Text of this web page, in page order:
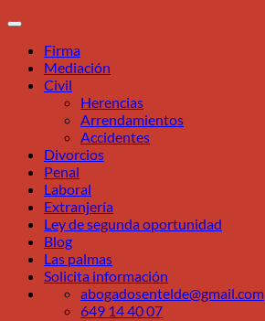
Firma
Mediación
Civil
Herencias
Arrendamientos
Accidentes
Divorcios
Penal
Laboral
Extranjería
Ley de segunda oportunidad
Blog
Las palmas
Solicita información
abogadosentelde@gmail.com
649 14 40 07